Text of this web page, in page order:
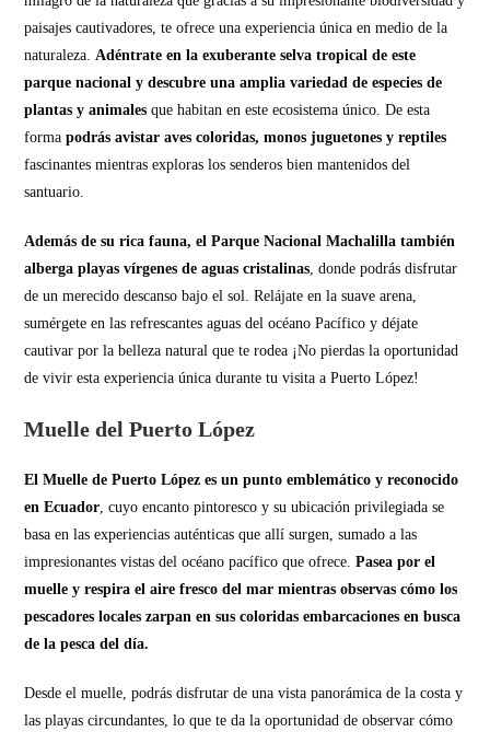
paisajes cautivadores, te ofrece una experiencia única en medio de la
naturaleza.Adéntrate en la exuberante selva tropical de este
parque nacional y descubre una amplia variedad de especies de
plantas y animales que habitan en este ecosistema único. De esta
formapodrás avistar aves coloridas, monos juguetones y reptiles
fascinantes mientras exploras los senderos bien mantenidos del
santuario.
Además de su rica fauna, el Parque Nacional Machalilla también
alberga playas vírgenes de aguas cristalinas, donde podrás disfrutar
de un merecido descanso bajo el sol. Relájate en la suave arena,
sumérgete en las refrescantes aguas del océano Pacífico y déjate
cautivar por la belleza natural que te rodea ¡No pierdas la oportunidad
de vivir esta experiencia única durante tu visita a Puerto López!
Muelle del Puerto López
El Muelle de Puerto López es un punto emblemático y reconocido
en Ecuador, cuyo encanto pintoresco y su ubicación privilegiada se
basa en las experiencias auténticas que allí surgen, sumado a las
impresionantes vistas del océano pacífico que ofrece.Pasea por el
muelle y respira el aire fresco del mar mientras observas cómo los
pescadores locales zarpan en sus coloridas embarcaciones en busca
de la pesca del día.
Desde el muelle, podrás disfrutar de una vista panorámica de la costa y
las playas circundantes, lo que te da la oportunidad de observar cómo